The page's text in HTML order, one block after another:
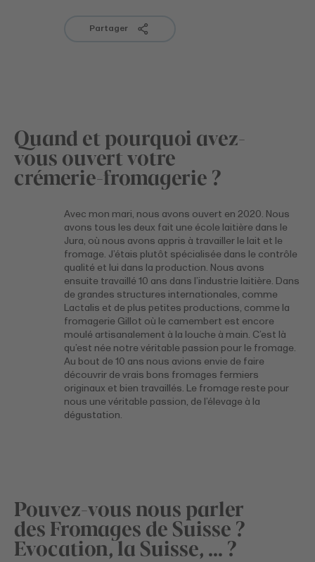
Partager
Quand et pourquoi avez-
vous ouvert votre
crémerie-fromagerie ?
Avec mon mari, nous avons ouvert en 2020. Nous
avons tous les deux fait une école laitière dans le
Jura, où nous avons appris à travailler le lait et le
fromage. J’étais plutôt spécialisée dans le contrôle
qualité et lui dans la production. Nous avons
ensuite travaillé 10 ans dans l’industrie laitière. Dans
de grandes structures internationales, comme
Lactalis et de plus petites productions, comme la
fromagerie Gillot où le camembert est encore
moulé artisanalement à la louche à main. C’est là
qu’est née notre véritable passion pour le fromage.
Au bout de 10 ans nous avions envie de faire
découvrir de vrais bons fromages fermiers
originaux et bien travaillés. Le fromage reste pour
nous une véritable passion, de l’élevage à la
dégustation.
Pouvez-vous nous parler
des Fromages de Suisse ?
Evocation, la Suisse, … ?